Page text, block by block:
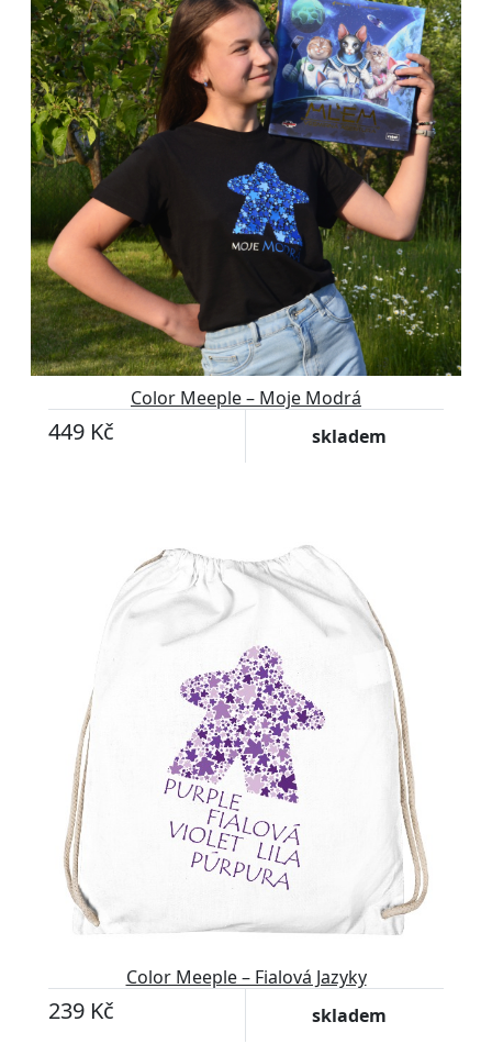
Color Meeple – Moje Modrá
449 Kč skladem
Přizpůsobitelný motiv
Color Meeple – Fialová Jazyky
239 Kč skladem